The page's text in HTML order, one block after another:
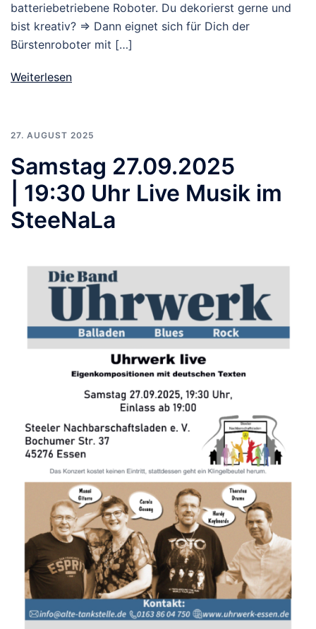
batteriebetriebene Roboter. Du dekorierst gerne und
bist kreativ? => Dann eignet sich für Dich der
Bürstenroboter mit […]
Weiterlesen
27. AUGUST 2025
Samstag 27.09.2025
| 19:30 Uhr Live Musik im
SteeNaLa